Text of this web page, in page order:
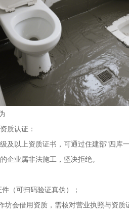
质认证：
及以上资质证书，可通过住建部"四库
企业属非法施工，坚决拒绝。
件（可扫码验证真伪）；
坊会借用资质，需核对营业执照与资质